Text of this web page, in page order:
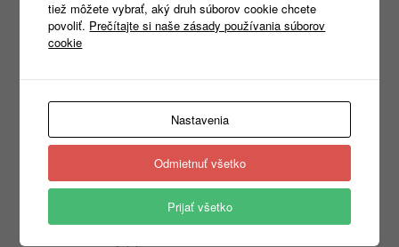
Kategórie
Nezaradené(1)
(439)
► Reflexné odevy(156)
(13)
► Jednorazové odevy(15)
Vesty(20)
tiež môžete vybrať, aký druh súborov cookie chcete
povoliť. Prečítajte si naše zásady používania súborov
cookie
Nastavenia
Odmietnuť všetko
Prijať všetko